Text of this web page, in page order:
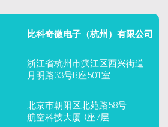
比科奇微电子（杭州）有限公司
浙江省杭州市滨江区西兴街道
月明路33号B座501室
北京市朝阳区北苑路58号
航空科技大厦B座7层